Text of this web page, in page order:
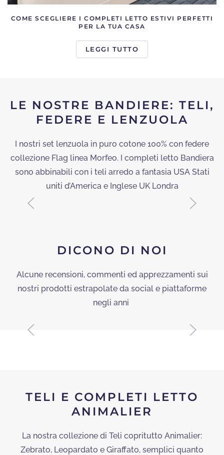
COME SCEGLIERE I COMPLETI LETTO ESTIVI PERFETTI
PER LA TUA CASA
LEGGI TUTTO
LE NOSTRE BANDIERE: TELI,
FEDERE E LENZUOLA
I nostri set lenzuola in puro cotone 100% con federe
collezione Flag linea Morfeo. I completi letto Bandiera
sono abbinabili con i teli arredo a fantasia USA Stati
uniti d’America e Inglese UK Londra
COMPLETO LETTO
BANDIERA INGLESE
Tra le braccia di Morfeo
SCOPRI
DICONO DI NOI
Alcune recensioni, commenti ed apprezzamenti sui
nostri prodotti estrapolate da social e piattaforme
negli anni
TELI E COMPLETI LETTO
ANIMALIER
La nostra collezione di Teli copritutto Animalier:
Zebrato, Leopardato e Giraffato, semplici quanto